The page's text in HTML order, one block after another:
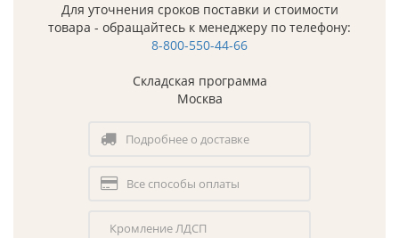
Для уточнения сроков поставки и стоимости
товара - обращайтесь к менеджеру по телефону:
8-800-550-44-66
Складская программа
Москва
Подробнее о доставке
Все способы оплаты
Кромление ЛДСП